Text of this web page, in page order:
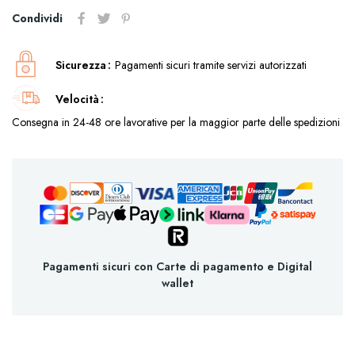
Condividi
Sicurezza Pagamenti sicuri tramite servizi autorizzati
Velocità
Consegna in 24-48 ore lavorative per la maggior parte delle spedizioni
Pagamenti sicuri con Carte di pagamento e Digital
wallet